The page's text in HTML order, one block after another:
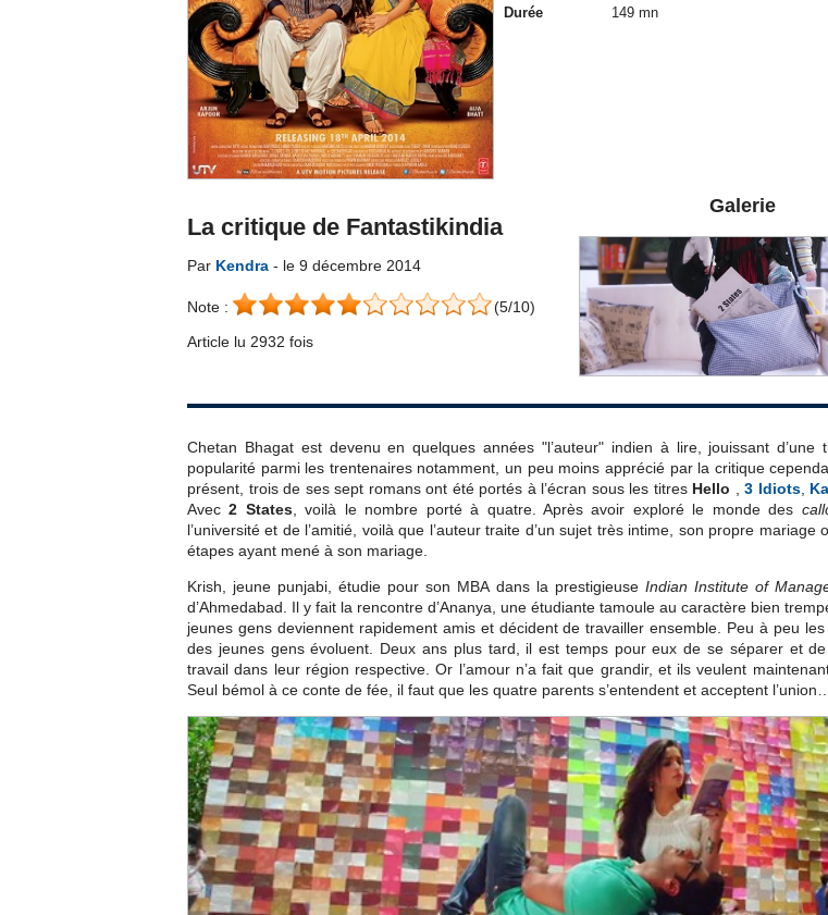
Durée
149 mn
La critique de Fantastikindia
Par Kendra - le 9 décembre 2014
Note :
(5/10)
Article lu 2932 fois
Galerie
Chetan Bhagat est devenu en quelques années "l’auteur" indien à lire, jouissant d’une
popularité parmi les trentenaires notamment, un peu moins apprécié par la critique
présent, trois de ses sept romans ont été portés à l’écran sous les titres Hello ,3 Idiots,
Avec2 States, voilà le nombre porté à quatre. Après avoir exploré le monde des
l’université et de l’amitié, voilà que l’auteur traite d’un sujet très intime, son propre mariage
étapes ayant mené à son mariage.
Krish, jeune punjabi, étudie pour son MBA dans la prestigieuse Indian Institute of
d’Ahmedabad. Il y fait la rencontre d’Ananya, une étudiante tamoule au caractère bien
jeunes gens deviennent rapidement amis et décident de travailler ensemble. Peu à peu
des jeunes gens évoluent. Deux ans plus tard, il est temps pour eux de se séparer et
travail dans leur région respective. Or l’amour n’a fait que grandir, et ils veulent
Seul bémol à ce conte de fée, il faut que les quatre parents s’entendent et acceptent l’union…